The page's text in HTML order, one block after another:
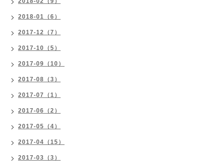
2018-01（6）
2017-12（7）
2017-10（5）
2017-09（10）
2017-08（3）
2017-07（1）
2017-06（2）
2017-05（4）
2017-04（15）
2017-03（3）